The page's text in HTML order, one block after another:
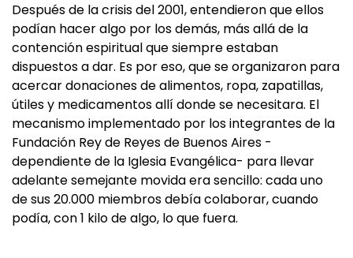
Después de la crisis del 2001, entendieron que ellos
podían hacer algo por los demás, más allá de la
contención espiritual que siempre estaban
dispuestos a dar. Es por eso, que se organizaron para
acercar donaciones de alimentos, ropa, zapatillas,
útiles y medicamentos allí donde se necesitara. El
mecanismo implementado por los integrantes de la
Fundación Rey de Reyes de Buenos Aires -
dependiente de la Iglesia Evangélica- para llevar
adelante semejante movida era sencillo: cada uno
de sus 20.000 miembros debía colaborar, cuando
podía, con 1 kilo de algo, lo que fuera.